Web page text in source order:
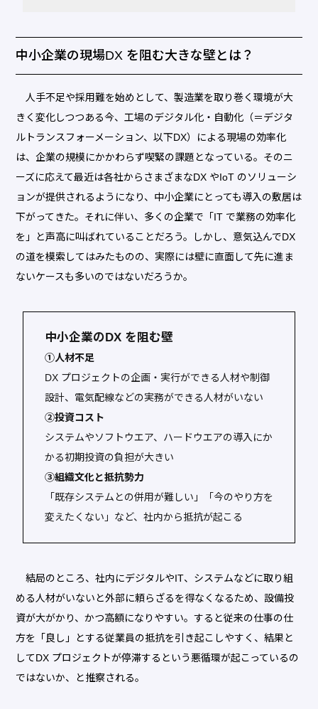
中小企業の現場DX を阻む大きな壁とは？
人手不足や採用難を始めとして、製造業を取り巻く環境が大
きく変化しつつある今、工場のデジタル化・自動化（＝デジタ
ルトランスフォーメーション、以下DX）による現場の効率化
は、企業の規模にかかわらず喫緊の課題となっている。そのニ
ーズに応えて最近は各社からさまざまなDX やIoT のソリューシ
ョンが提供されるようになり、中小企業にとっても導入の敷居は
下がってきた。それに伴い、多くの企業で「IT で業務の効率化
を」と声高に叫ばれていることだろう。しかし、意気込んでDX
の道を模索してはみたものの、実際には壁に直面して先に進ま
ないケースも多いのではないだろうか。
中小企業のDX を阻む壁
①人材不足
DX プロジェクトの企画・実行ができる人材や制御
設計、電気配線などの実務ができる人材がいない
②投資コスト
システムやソフトウエア、ハードウエアの導入にか
かる初期投資の負担が大きい
③組織文化と抵抗勢力
「既存システムとの併用が難しい」「今のやり方を
変えたくない」など、社内から抵抗が起こる
結局のところ、社内にデジタルやIT、システムなどに取り組
める人材がいないと外部に頼らざるを得なくなるため、設備投
資が大がかり、かつ高額になりやすい。すると従来の仕事の仕
方を「良し」とする従業員の抵抗を引き起こしやすく、結果と
してDX プロジェクトが停滞するという悪循環が起こっているの
ではないか、と推察される。